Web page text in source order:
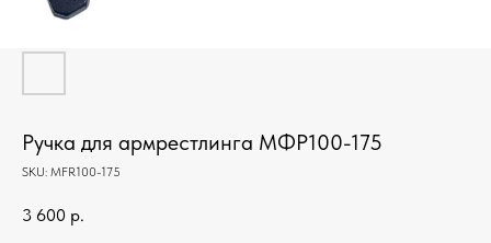
Ручка для армрестлинга МФР100-175
SKU: MFR100-175
3 600 р.